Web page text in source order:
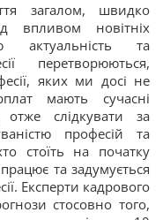
загалом, швидко
впливом новітніх
актуальність та
перетворюються,
яких ми досі не
мають сучасні
отже слідкувати за
професій та
стоїть на початку
та задумується
Експерти кадрового
стосовно того,